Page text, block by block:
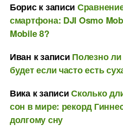
Бориск записи
смартфона: DJI Osmo
Mobile 8?
Иван к записи Полезно ли
будет если часто есть
Викак записиСколько
сон в мире: рекорд
долгому сну